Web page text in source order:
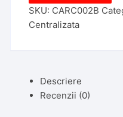
/
Carguard
Pentru
Modul
SKU: CARC002B
Centralizata
Descriere
Recenzii (0)